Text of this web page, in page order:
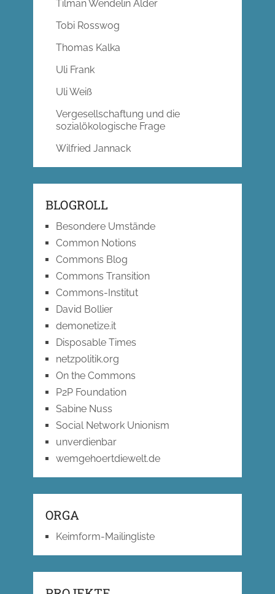
Tilman Wendelin Alder
Tobi Rosswog
Thomas Kalka
Uli Frank
Uli Weiß
Vergesellschaftung und die
sozialökologische Frage
Wilfried Jannack
BLOGROLL
Besondere Umstände
Common Notions
Commons Blog
Commons Transition
Commons-Institut
David Bollier
demonetize.it
Disposable Times
netzpolitik.org
On the Commons
P2P Foundation
Sabine Nuss
Social Network Unionism
unverdienbar
wemgehoertdiewelt.de
ORGA
Keimform-Mailingliste